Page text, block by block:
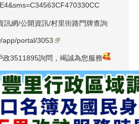
訊網/公開資訊/村里街路門牌查詢
app/portal/3053
政3511895詢問，竭誠為您服務